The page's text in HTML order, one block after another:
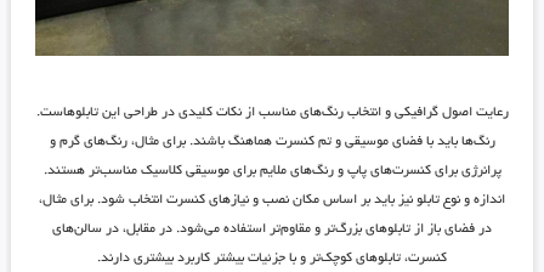
رعایت اصول گرافیکی و انتخاب رنگ‌های مناسب از نکات کلیدی در طراحی این تابلوهاست.
رنگ‌ها باید با فضای موسیقی و تم کنسرت هماهنگ باشند. برای مثال، رنگ‌های گرم و
پرانرژی برای کنسرت‌های پاپ و رنگ‌های ملایم برای موسیقی کلاسیک مناسب‌تر هستند.
اندازه و نوع تابلو نیز باید بر اساس مکان نصب و نیازهای کنسرت انتخاب شود. برای مثال،
در فضای باز از تابلوهای بزرگ‌تر و مقاوم‌تر استفاده می‌شود. در مقابل، در سالن‌های
کنسرت، تابلوهای کوچک‌تر و با جزئیات بیشتر کاربرد بیشتری دارند.